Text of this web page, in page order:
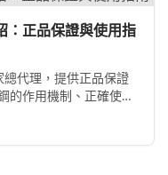
：正品保證與使用指
總代理，提供正品保證
的作用機制、正確使用